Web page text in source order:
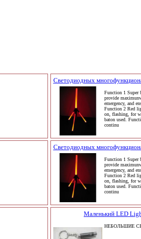
Светодиодных
Function 1 Super
provide
emergency, and
Function 2 Red
on, flashing, for
baton used.
continu
Светодиодных
Function 1 Super
provide
emergency, and
Function 2 Red
on, flashing, for
baton used.
continu
Маленький LED
НЕБОЛЬШИЕ